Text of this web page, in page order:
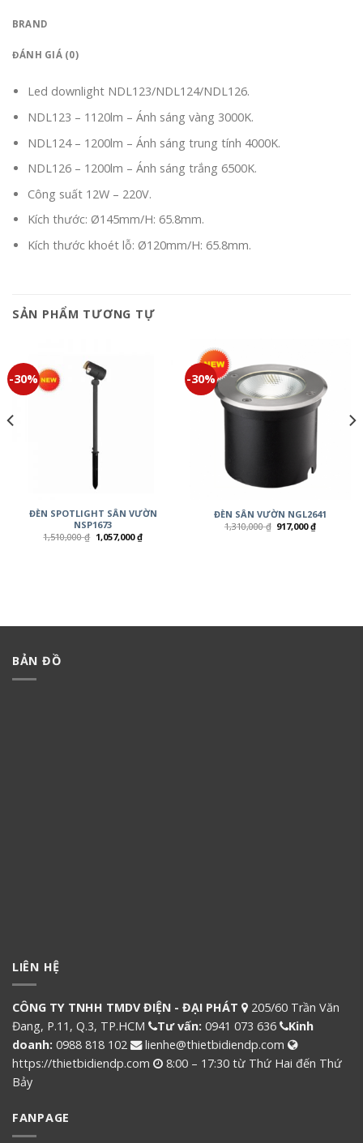
BRAND
ĐÁNH GIÁ (0)
Led downlight NDL123/NDL124/NDL126.
NDL123 – 1120lm – Ánh sáng vàng 3000K.
NDL124 – 1200lm – Ánh sáng trung tính 4000K.
NDL126 – 1200lm – Ánh sáng trắng 6500K.
Công suất 12W – 220V.
Kích thước: Ø145mm/H: 65.8mm.
Kích thước khoét lỗ: Ø120mm/H: 65.8mm.
SẢN PHẨM TƯƠNG TỰ
-30%
ĐÈN SPOTLIGHT SÂN VƯỜN
NSP1673
1,510,000₫ 1,057,000₫
-30%
ĐÈN SÂN VƯỜN NGL2641
1,310,000₫ 917,000₫
BẢN ĐỒ
LIÊN HỆ
CÔNG TY TNHH TMDV ĐIỆN - ĐẠI PHÁT
205/60 Trần Văn
Đang, P.11, Q.3, TP.HCM
Tư vấn: 0941 073 636
Kinh
doanh: 0988 818 102
lienhe@thietbidiendp.com
https://thietbidiendp.com
8:00 – 17:30 từ Thứ Hai đến Thứ
Bảy
FANPAGE